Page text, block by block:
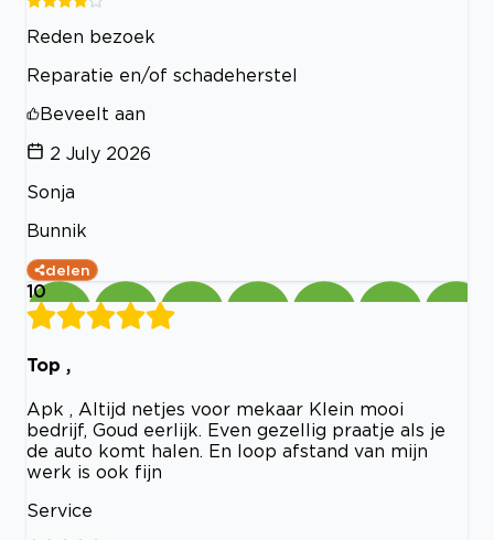
Reden bezoek
Reparatie en/of schadeherstel
Beveelt aan
2 July 2026
Sonja
Bunnik
delen
10
Top ,
Apk , Altijd netjes voor mekaar Klein mooi
bedrijf, Goud eerlijk. Even gezellig praatje als je
de auto komt halen. En loop afstand van mijn
werk is ook fijn
Service